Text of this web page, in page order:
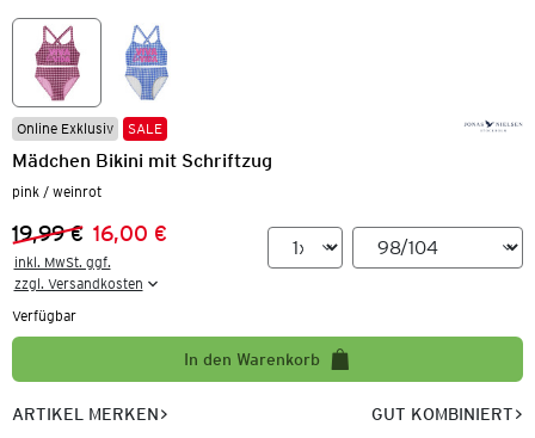
Online Exklusiv SALE
Mädchen Bikini mit Schriftzug
pink / weinrot
Vorheriger Preis:
19,99 €
Neuer Preis:
16,00 €
inkl. MwSt. ggf.
zzgl. Versandkosten
Verfügbar
In den Warenkorb
ARTIKEL MERKEN GUT KOMBINIERT